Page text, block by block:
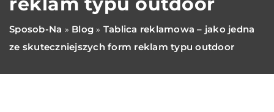
Sposob-Na » Blog » Tablica reklamowa – jako jedna
ze skuteczniejszych form reklam typu outdoor